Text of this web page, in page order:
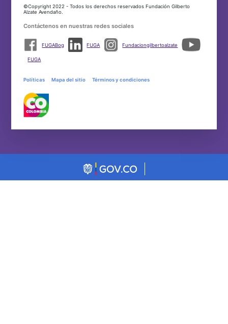
©Copyright 2022 - Todos los derechos reservados Fundación Gilberto
Alzate Avendaño.
Contáctenos en nuestras redes sociales
FUGABog FUGA Fundaciongilbertoalzate
FUGA
Políticas Mapa del sitio Términos y condiciones